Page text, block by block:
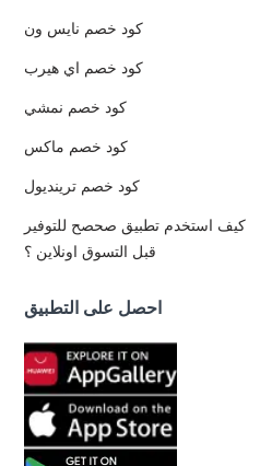
كود خصم نايس ون
كود خصم اي هيرب
كود خصم نمشي
كود خصم ماكس
كود خصم ترينديول
كيف استخدم تطبيق صحصح للتوفير
قبل التسوق اونلاين ؟
احصل على التطبيق